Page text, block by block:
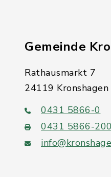
Gemeinde
Rathausmarkt 7
24119 Kronshagen
0431 5866-0
0431 5866-200